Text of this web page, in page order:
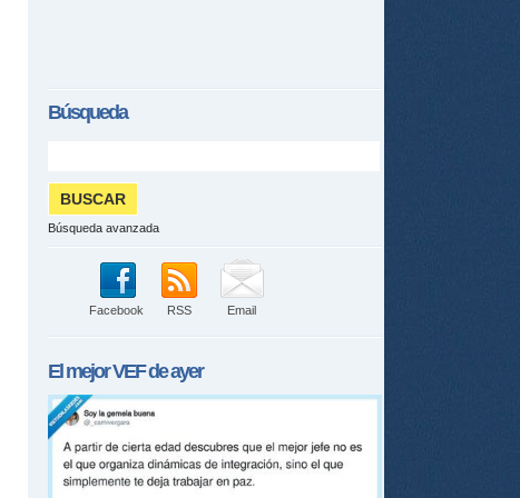
Búsqueda
Búsqueda avanzada
Facebook RSS Email
El mejorVEFde ayer